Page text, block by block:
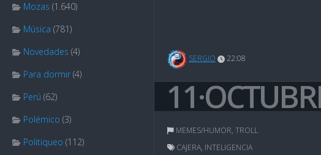
Mozas (1.640)
Música (781)
Novedades (4)
Para dormir (4)
Perú (62)
Polémico (3)
Politiqueo (112)
SERGIO 22:08
MEMES/HUMOR, TROLL
CAJERA, INTELIGENCIA